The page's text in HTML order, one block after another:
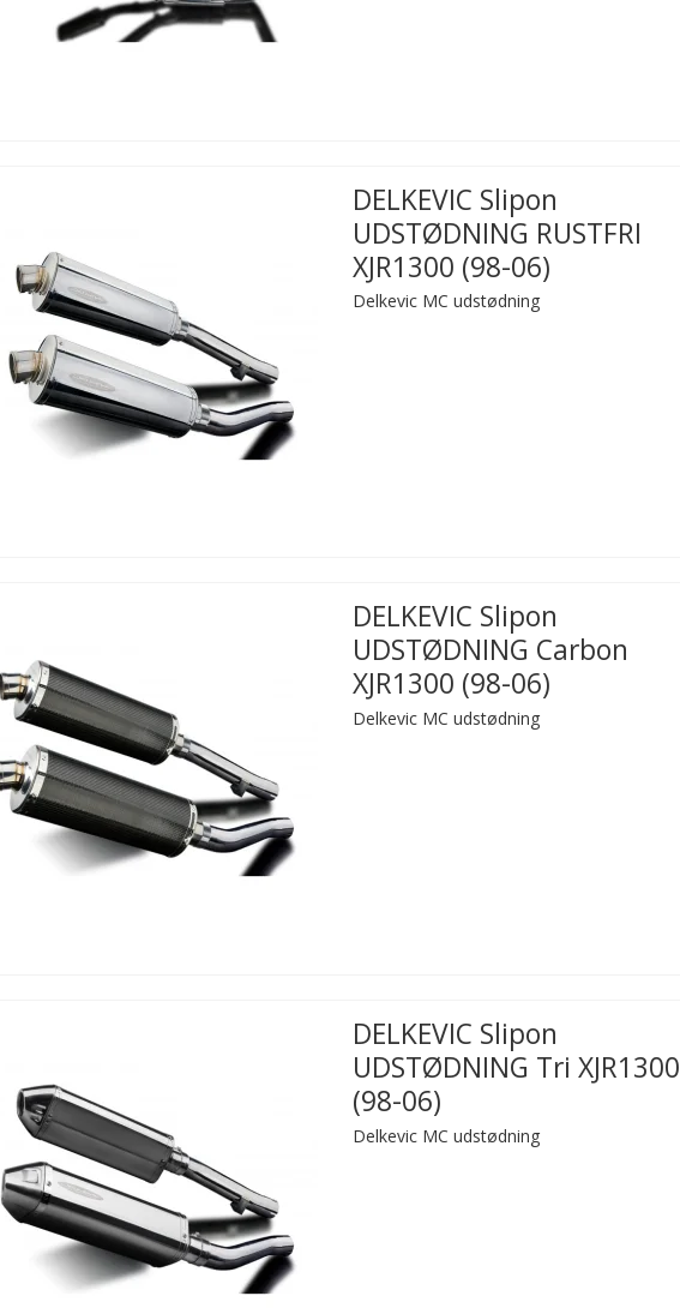
DELKEVIC Slipon
UDSTØDNING RUSTFRI
XJR1300 (98-06)
Delkevic MC udstødning
DELKEVIC Slipon
UDSTØDNING Carbon
XJR1300 (98-06)
Delkevic MC udstødning
DELKEVIC Slipon
UDSTØDNING Tri XJR1300
(98-06)
Delkevic MC udstødning